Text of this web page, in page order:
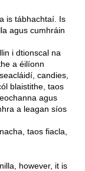
is tábhachtaí. Is
agus cumhráin
i dtionscal na
a éilíonn
candies,
blaistithe, taos
agus
a leagan síos
taos fiacla,
however, it is